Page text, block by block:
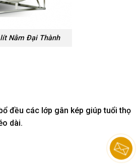
Nằm Đại Thành
đều các lớp gân kép giúp tuổi thọ
dài.